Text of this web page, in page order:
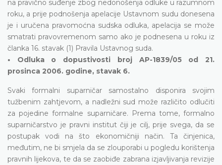
na pravično suđenje zbog nedonošenja odluke u razumnom
roku, a prije podnošenja apelacije Ustavnom sudu donesena
je i uručena pravomoćna sudska odluka, apelacija se može
smatrati pravovremenom samo ako je podnesena u roku iz
članka 16. stavak (1) Pravila Ustavnog suda.
• Odluka o dopustivosti broj AP-1839/05 od 21.
prosinca 2006. godine, stavak 6.
Svaki formalni suparničar samostalno disponira svojim
tužbenim zahtjevom, a nadležni sud može različito odlučiti
za pojedine formalne suparničare. Prema tome, formalno
suparničarstvo je pravni institut čiji je cilj, prije svega, da se
postupak vodi na što ekonomičniji način. Ta činjenica,
međutim, ne bi smjela da se zlouporabi u pogledu korištenja
pravnih lijekova, te da se zaobiđe zabrana izjavljivanja revizije